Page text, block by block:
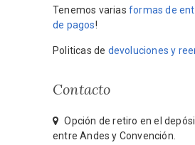
Tenemos varias formas de
de pagos!
Politicas de devoluciones y
Contacto
Opción de retiro en el
entre Andes y Convención.